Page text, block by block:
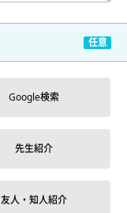
Google検索
先生紹介
友人・知人紹介